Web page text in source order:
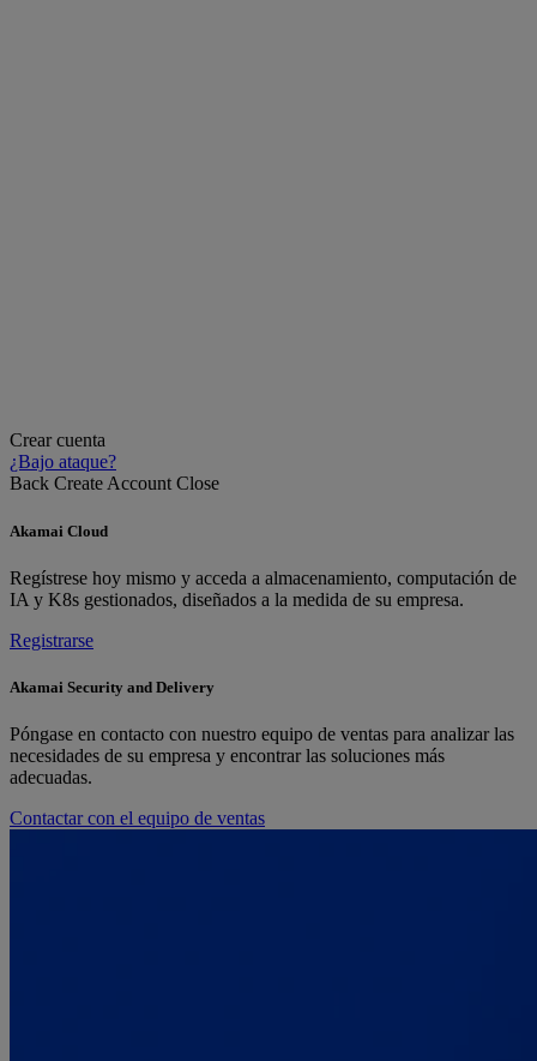
Crear cuenta
¿Bajo ataque?
Back Create Account Close
Akamai Cloud
Regístrese hoy mismo y acceda a almacenamiento, computación de
IA y K8s gestionados, diseñados a la medida de su empresa.
Registrarse
Akamai Security and Delivery
Póngase en contacto con nuestro equipo de ventas para analizar las
necesidades de su empresa y encontrar las soluciones más
adecuadas.
Contactar con el equipo de ventas